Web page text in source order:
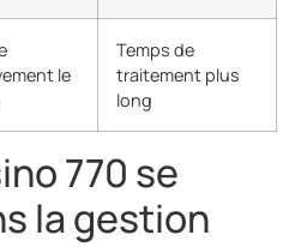
le
Temps de
traitement plus
long
770 se
la gestion